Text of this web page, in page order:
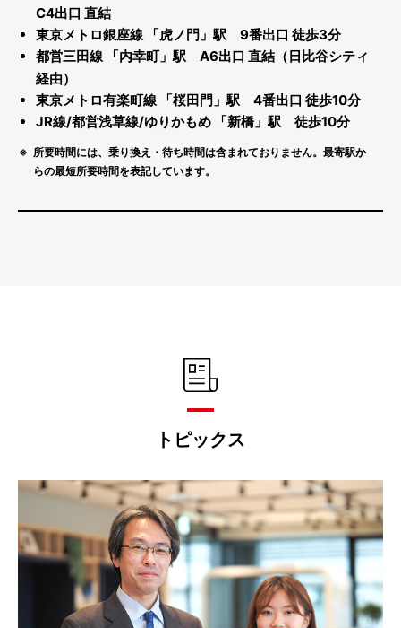
C4出口 直結
東京メトロ銀座線 「虎ノ門」駅 9番出口 徒歩3分
都営三田線 「内幸町」駅 A6出口 直結（日比谷シティ
経由）
東京メトロ有楽町線 「桜田門」駅 4番出口 徒歩10分
JR線/都営浅草線/ゆりかもめ 「新橋」駅 徒歩10分
所要時間には、乗り換え・待ち時間は含まれておりません。最寄駅か
らの最短所要時間を表記しています。
トピックス